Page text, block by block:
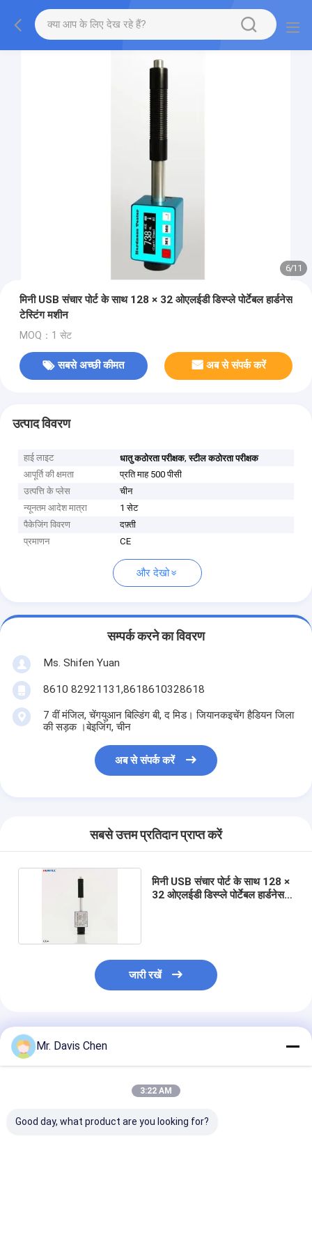
7/11
मिनी USB संचार पोर्ट के साथ 128 × 32 ओएलईडी डिस्प्ले पोर्टेबल हार्डनेस
टेस्टिंग मशीन
MOQ：1 सेट
सबसे अच्छी कीमत अब से संपर्क करें
उत्पाद विवरण
हाई लाइट धातु कठोरता परीक्षक,स्टील कठोरता परीक्षक
आपूर्ति की क्षमता
प्रति माह 500 पीसी
उत्पत्ति के प्लेस
चीन
न्यूनतम आदेश मात्रा
1 सेट
पैकेजिंग विवरण
दफ़्ती
प्रमाणन
CE
और देखो
सम्पर्क करने का विवरण
Ms. Shifen Yuan
8610 82921131,8618610328618
7 वीं मंजिल, चेंगयुआन बिल्डिंग बी, द मिड। जियानकइचेंग हैडियन जिला
की सड़क ।बेइजिंग, चीन
अब से संपर्क करें
सबसे उत्तम प्रतिदान प्राप्त करें
मिनी USB संचार पोर्ट के साथ 128 ×
32 ओएलईडी डिस्प्ले पोर्टेबल हार्डनेस
जारी रखें
अनुशंसित उत्पाद
Mr. Davis Chen
3:22 AM
Good day, what product are you looking for?